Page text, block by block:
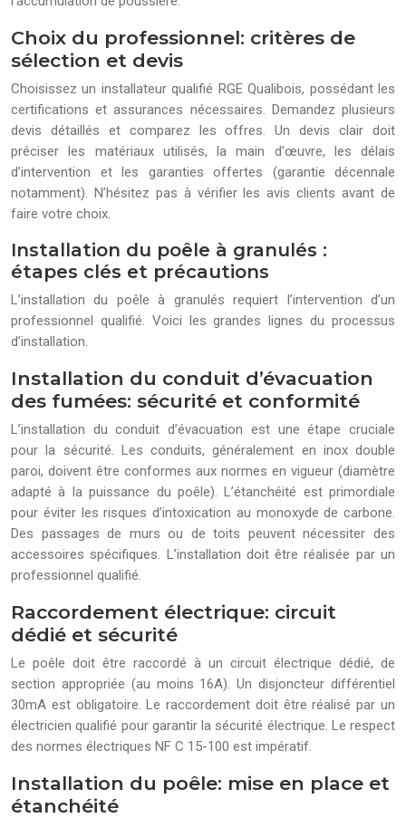
Choix du professionnel: critères de
sélection et devis
Choisissez un installateur qualifié RGE Qualibois, possédant les
certifications et assurances nécessaires. Demandez plusieurs
devis détaillés et comparez les offres. Un devis clair doit
préciser les matériaux utilisés, la main d’œuvre, les délais
d’intervention et les garanties offertes (garantie décennale
notamment). N’hésitez pas à vérifier les avis clients avant de
faire votre choix.
Installation du poêle à granulés :
étapes clés et précautions
L’installation du poêle à granulés requiert l’intervention d’un
professionnel qualifié. Voici les grandes lignes du processus
d’installation.
Installation du conduit d’évacuation
des fumées: sécurité et conformité
L’installation du conduit d’évacuation est une étape cruciale
pour la sécurité. Les conduits, généralement en inox double
paroi, doivent être conformes aux normes en vigueur (diamètre
adapté à la puissance du poêle). L’étanchéité est primordiale
pour éviter les risques d’intoxication au monoxyde de carbone.
Des passages de murs ou de toits peuvent nécessiter des
accessoires spécifiques. L’installation doit être réalisée par un
professionnel qualifié.
Raccordement électrique: circuit
dédié et sécurité
Le poêle doit être raccordé à un circuit électrique dédié, de
section appropriée (au moins 16A). Un disjoncteur différentiel
30mA est obligatoire. Le raccordement doit être réalisé par un
électricien qualifié pour garantir la sécurité électrique. Le respect
des normes électriques NF C 15-100 est impératif.
Installation du poêle: mise en place et
étanchéité